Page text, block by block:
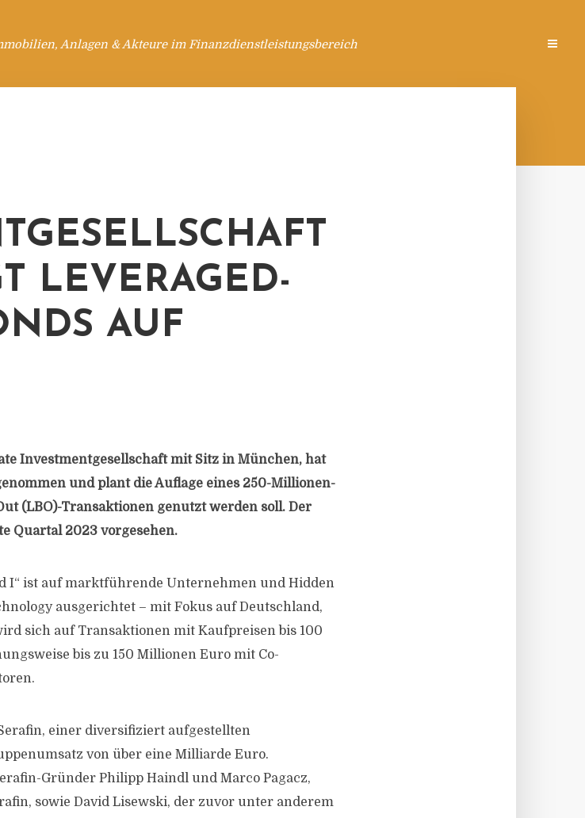
Anlagen & Akteure im Finanzdienstleistungsbereich
LEVERAGED-
AUF
Investmentgesellschaft mit Sitz in München, hat
und plant die Auflage eines 250-Millionen-
(LBO)-Transaktionen genutzt werden soll. Der
Quartal 2023 vorgesehen.
I“ ist auf marktführende Unternehmen und Hidden
ausgerichtet – mit Fokus auf Deutschland,
sich auf Transaktionen mit Kaufpreisen bis 100
bis zu 150 Millionen Euro mit Co-
einer diversifiziert aufgestellten
von über eine Milliarde Euro.
Gründer Philipp Haindl und Marco Pagacz,
sowie David Lisewski, der zuvor unter anderem